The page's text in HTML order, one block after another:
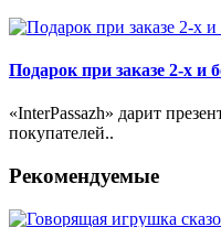
Подарок при заказе 2-х и
«InterPassazh» дарит
покупателей..
Рекомендуемые